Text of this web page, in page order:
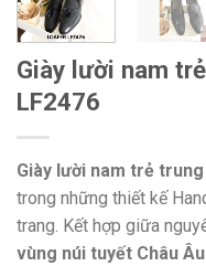
Giày lười nam
LF2476
Giày lười nam trẻ
trong những thiết kế
trang. Kết hợp giữa
vùng núi tuyết Châu Âu